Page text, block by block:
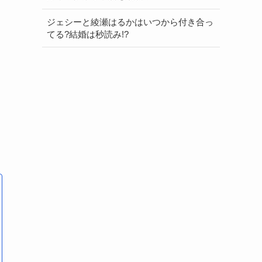
ジェシーと綾瀬はるかはいつから付き合っ
てる?結婚は秒読み!?